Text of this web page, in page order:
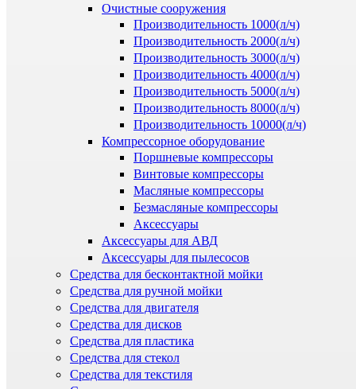
Очистные сооружения
Производительность 1000(л/ч)
Производительность 2000(л/ч)
Производительность 3000(л/ч)
Производительность 4000(л/ч)
Производительность 5000(л/ч)
Производительность 8000(л/ч)
Производительность 10000(л/ч)
Компрессорное оборудование
Поршневые компрессоры
Винтовые компрессоры
Масляные компрессоры
Безмасляные компрессоры
Аксессуары
Аксессуары для АВД
Аксессуары для пылесосов
Средства для бесконтактной мойки
Средства для ручной мойки
Средства для двигателя
Средства для дисков
Средства для пластика
Средства для стекол
Средства для текстиля